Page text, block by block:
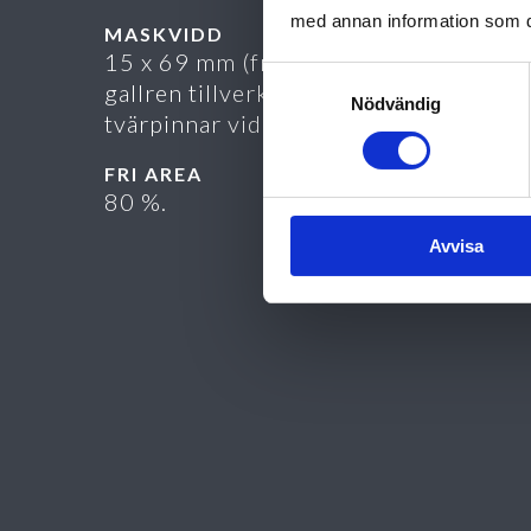
med annan information som
Samtyckesval
Nödvändig
Avvisa
MASKVIDD
15 x 69 mm (fri öppning).
gallren tillverkas ej med
tvärpinnar vid 2 eller flerdelat B-mått.
FRI AREA
80 %.